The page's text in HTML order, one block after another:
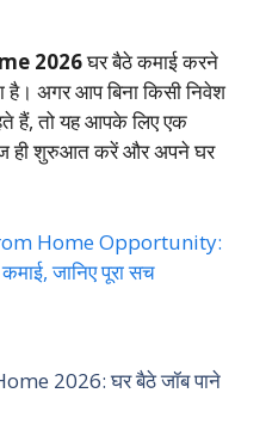
2026घर बैठे कमाई करने
अगर आप बिना किसी निवेश
हैं, तो यह आपके लिए एक
ही शुरुआत करें और अपने घर
Home Opportunity:
जानिए पूरा सच
2026: घर बैठे जॉब पाने